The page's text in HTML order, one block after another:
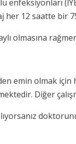
her 12 saatte bir
olmasına
emin olmak için
Diğer